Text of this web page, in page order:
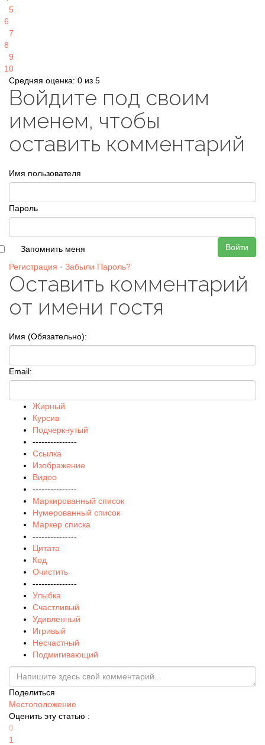
5
6
7
8
9
10
Средняя оценка: 0 из 5
Войдите под своим
именем, чтобы
оставить комментарий
Имя пользователя
Пароль
Войти
Запомнить меня
Регистрация · Забыли Пароль?
Оставить комментарий
от имени гостя
Имя (Обязательно):
Email:
Жирный
Курсив
Подчеркнутый
---------------
Ссылка
Изображение
Видео
---------------
Маркированный список
Нумерованный список
Маркер списка
---------------
Цитата
Код
Очистить
---------------
Улыбка
Счастливый
Удивленный
Игривый
Несчастный
Подмигивающий
Поделиться
Местоположение
Оценить эту статью :
0
1